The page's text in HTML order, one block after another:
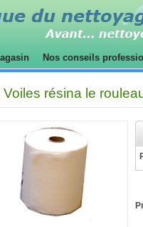
Nos conseils
Voiles résina le